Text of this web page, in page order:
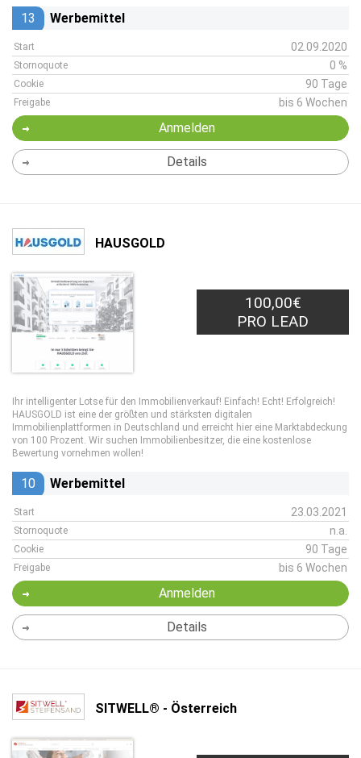
13 Werbemittel
Start 02.09.2020
Stornoquote 0 %
Cookie 90 Tage
Freigabe bis 6 Wochen
Anmelden
Details
HAUSGOLD
100,00€
PRO LEAD
Ihr intelligenter Lotse für den Immobilienverkauf! Einfach! Echt! Erfolgreich!
HAUSGOLD ist eine der größten und stärksten digitalen
Immobilienplattformen in Deutschland und erreicht hier eine Marktabdeckung
von 100 Prozent. Wir suchen Immobilienbesitzer, die eine kostenlose
Bewertung vornehmen wollen!
10 Werbemittel
Start 23.03.2021
Stornoquote n.a.
Cookie 90 Tage
Freigabe bis 6 Wochen
Anmelden
Details
SITWELL® - Österreich